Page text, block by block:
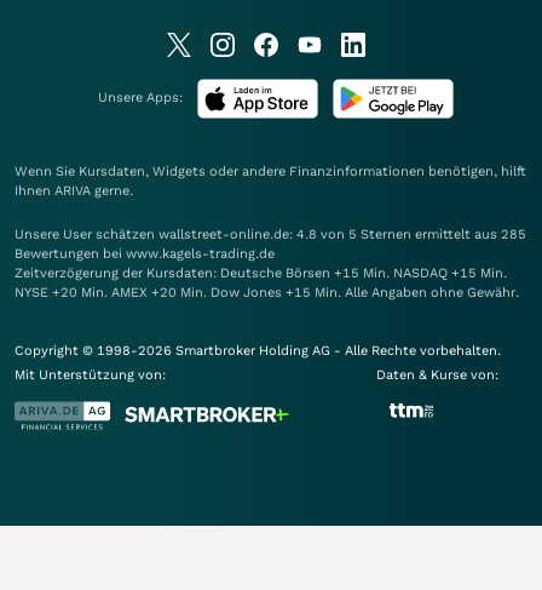
Unsere Apps:
Wenn Sie Kursdaten, Widgets oder andere Finanzinformationen benötigen, hilft
Ihnen ARIVA gerne.
Unsere User schätzen wallstreet-online.de: 4.8 von 5 Sternen ermittelt aus 285
Bewertungen bei www.kagels-trading.de
Zeitverzögerung der Kursdaten: Deutsche Börsen +15 Min. NASDAQ +15 Min.
NYSE +20 Min. AMEX +20 Min. Dow Jones +15 Min. Alle Angaben ohne Gewähr.
Copyright © 1998-2026 Smartbroker Holding AG - Alle Rechte vorbehalten.
Mit Unterstützung von:
Daten & Kurse von: